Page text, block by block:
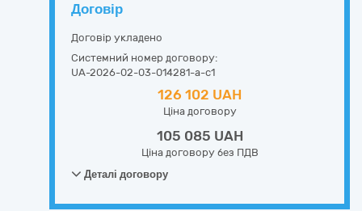
Договір
Договір укладено
Системний номер договору:
UA-2026-02-03-014281-a-c1
126 102 UAH
Ціна договору
105 085 UAH
Ціна договору без ПДВ
Деталі договору